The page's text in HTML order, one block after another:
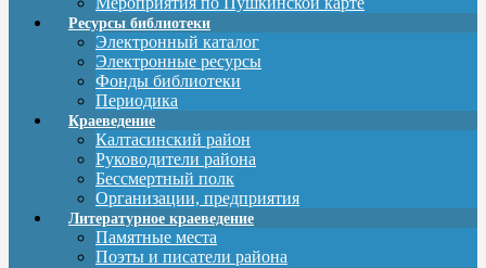
Ресурсы библиотеки
Электронный каталог
Электронные ресурсы
Фонды библиотеки
Периодика
Краеведение
Калтасинский район
Руководители района
Бессмертный полк
Организации, предприятия
Литературное краеведение
Памятные места
Поэты и писатели района